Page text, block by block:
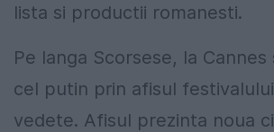
lista si productii romanesti.
Pe langa Scorsese, la Cannes
cel putin prin afisul
vedete. Afisul prezinta noua